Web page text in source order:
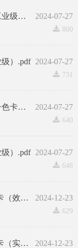
2024-07-27
镇发高光金色系列电子色卡（工业级）.pdf
끂 800
2024-07-27
）.pdf
끂 731
2024-07-27
镇发多重色彩效果颜料系列电子色卡（工业级）.pdf
끂 640
2024-07-27
）.pdf
끂 648
2024-12-23
镇发科技光-学变色材料电子色卡（效果图）.pdf
끂 629
2024-12-23
镇发科技-光学变色材料纸质色卡（实物）.pdf